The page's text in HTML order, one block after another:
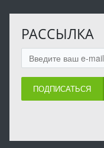
РАССЫЛКА
ПОДПИСАТЬСЯ